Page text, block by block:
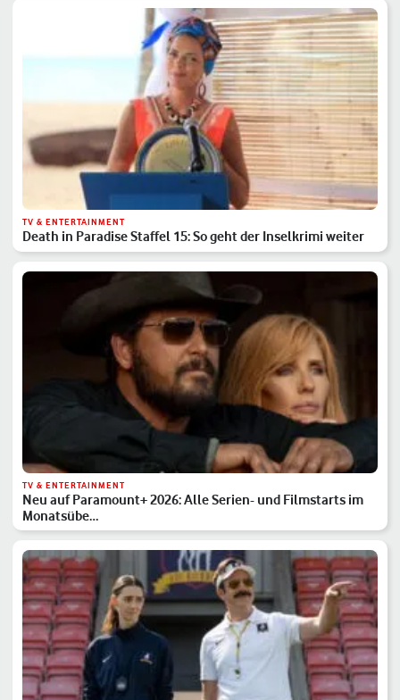
TV & ENTERTAINMENT
Death in Paradise Staffel 15: So geht der Inselkrimi weiter
TV & ENTERTAINMENT
Neu auf Paramount+ 2026: Alle Serien- und Filmstarts im
Monatsübe…